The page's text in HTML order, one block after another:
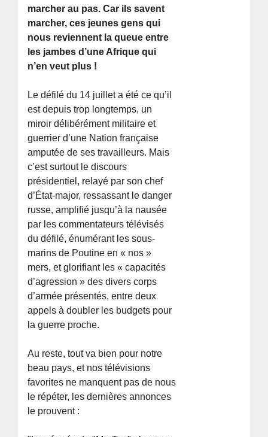
marcher au pas. Car ils savent
marcher, ces jeunes gens qui
nous reviennent la queue entre
les jambes d’une Afrique qui
n’en veut plus !
Le défilé du 14 juillet a été ce qu’il
est depuis trop longtemps, un
miroir délibérément militaire et
guerrier d’une Nation française
amputée de ses travailleurs. Mais
c’est surtout le discours
présidentiel, relayé par son chef
d’État-major, ressassant le danger
russe, amplifié jusqu’à la nausée
par les commentateurs télévisés
du défilé, énumérant les sous-
marins de Poutine en « nos »
mers, et glorifiant les « capacités
d’agression » des divers corps
d’armée présentés, entre deux
appels à doubler les budgets pour
la guerre proche.
Au reste, tout va bien pour notre
beau pays, et nos télévisions
favorites ne manquent pas de nous
le répéter, les dernières annonces
le prouvent :